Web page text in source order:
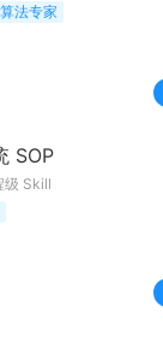
法专家
SOP
级 Skill